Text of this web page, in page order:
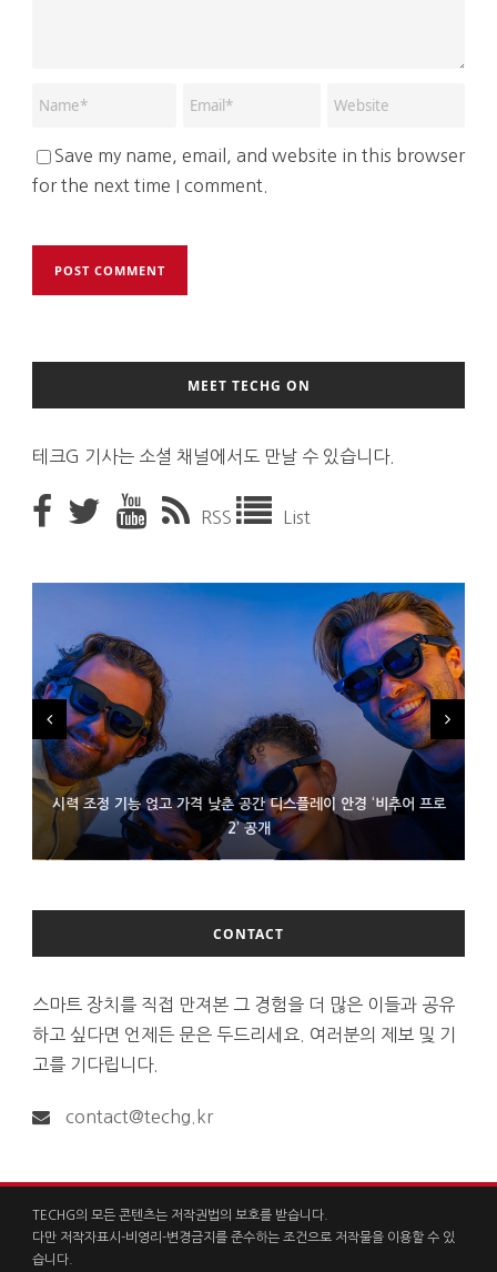
Save my name, email, and website in this browser
for the next time I comment.
MEET TECHG ON
테크G 기사는 소셜 채널에서도 만날 수 있습니다.
RSS List
시력 조정 기능 얹고 가격 낮춘 공간 디스플레이 안경 ‘비추어 프로
2’ 공개
D램 부족에 10억달러어치 아이폰18 프로세서 패키징 대기 중
300~400달러 반지형 스피커 준비하는 오픈AI
CONTACT
스마트 장치를 직접 만져본 그 경험을 더 많은 이들과 공유
하고 싶다면 언제든 문은 두드리세요. 여러분의 제보 및 기
고를 기다립니다.
contact@techg.kr
TECHG의 모든 콘텐츠는 저작권법의 보호를 받습니다.
다만 저작자표시-비영리-변경금지를 준수하는 조건으로 저작물을 이용할 수 있
습니다.